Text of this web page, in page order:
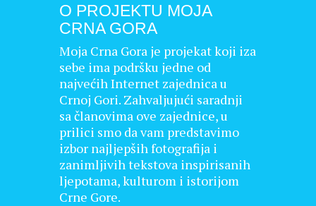
O PROJEKTU MOJA
CRNA GORA
Moja Crna Gora je projekat koji iza
sebe ima podršku jedne od
najvećih Internet zajednica u
Crnoj Gori. Zahvaljujući saradnji
sa članovima ove zajednice, u
prilici smo da vam predstavimo
izbor najljepših fotografija i
zanimljivih tekstova inspirisanih
ljepotama, kulturom i istorijom
Crne Gore.